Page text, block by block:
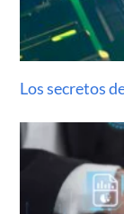
Los secretos